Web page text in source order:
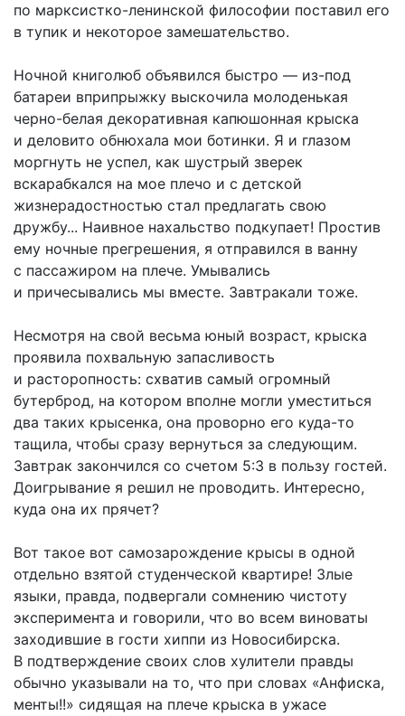
по марксистко-ленинской философии поставил его
в тупик и некоторое замешательство.
Ночной книголюб объявился быстро — из-под
батареи вприпрыжку выскочила молоденькая
черно-белая декоративная капюшонная крыска
и деловито обнюхала мои ботинки. Я и глазом
моргнуть не успел, как шустрый зверек
вскарабкался на мое плечо и с детской
жизнерадостностью стал предлагать свою
дружбу... Наивное нахальство подкупает! Простив
ему ночные прегрешения, я отправился в ванну
с пассажиром на плече. Умывались
и причесывались мы вместе. Завтракали тоже.
Несмотря на свой весьма юный возраст, крыска
проявила похвальную запасливость
и расторопность: схватив самый огромный
бутерброд, на котором вполне могли уместиться
два таких крысенка, она проворно его куда-то
тащила, чтобы сразу вернуться за следующим.
Завтрак закончился со счетом 5:3 в пользу гостей.
Доигрывание я решил не проводить. Интересно,
куда она их прячет?
Вот такое вот самозарождение крысы в одной
отдельно взятой студенческой квартире! Злые
языки, правда, подвергали сомнению чистоту
эксперимента и говорили, что во всем виноваты
заходившие в гости хиппи из Новосибирска.
В подтверждение своих слов хулители правды
обычно указывали на то, что при словах «Анфиска,
менты!!» сидящая на плече крыска в ужасе